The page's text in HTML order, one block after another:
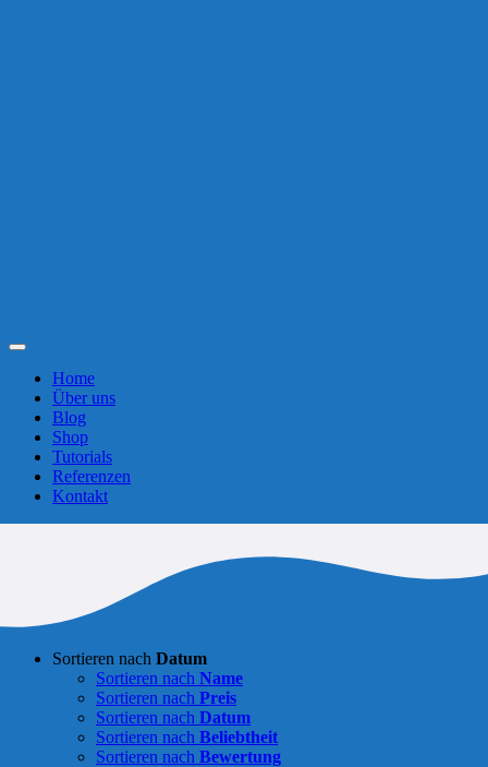
Toggle
NavigationHome
Über uns
Blog
Shop
Tutorials
Referenzen
Kontakt
Sortieren nach Datum
Sortieren nach Name
Sortieren nach Preis
Sortieren nach Datum
Sortieren nach Beliebtheit
Sortieren nach Bewertung